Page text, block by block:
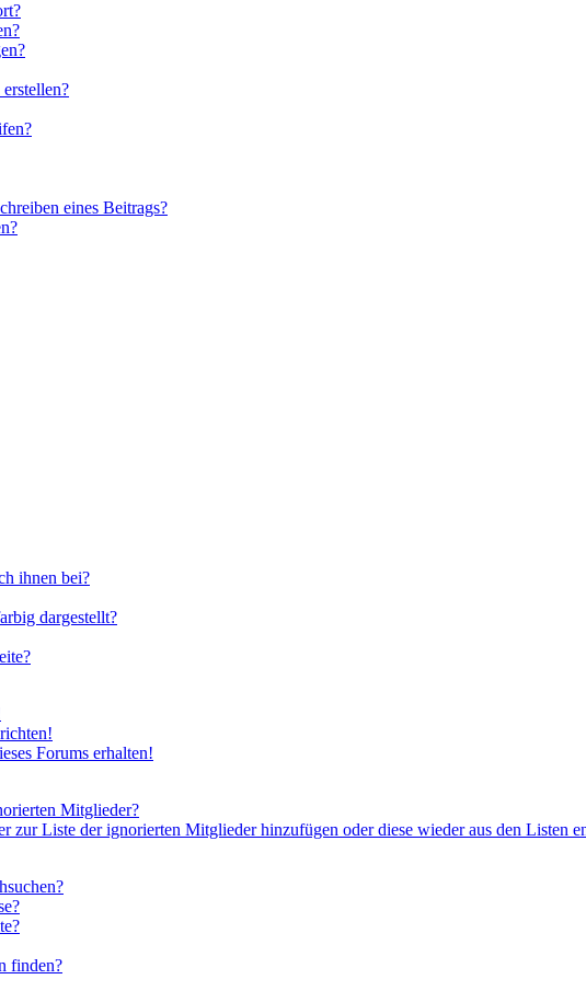
eines Beitrags?
ihnen bei?
dargestellt?
Forums erhalten!
Mitglieder?
zur Liste der ignorierten Mitglieder hinzufügen oder diese wieder aus den Listen
finden?